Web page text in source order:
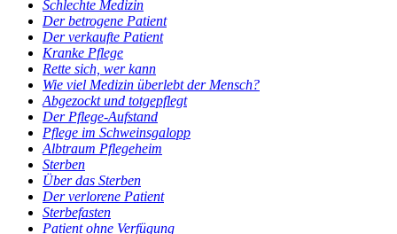
Schlech­te Medi­zin
Der betro­ge­ne Pati­ent
Der ver­kauf­te Pati­ent
Kran­ke Pfle­ge
Ret­te sich, wer kann
Wie viel Medi­zin über­lebt der Mensch?
Abge­zockt und tot­ge­pflegt
Der Pfle­ge-Auf­stand
Pfle­ge im Schweins­ga­lopp
Alb­traum Pfle­ge­heim
Ster­ben
Über das Ster­ben
Der ver­lo­re­ne Pati­ent
Ster­be­fas­ten
Pati­ent ohne Ver­fü­gung